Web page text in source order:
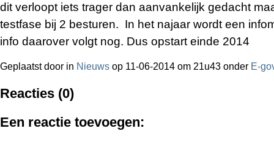
dit verloopt iets trager dan aanvankelijk gedacht
testfase bij 2 besturen. In het najaar wordt een
info daarover volgt nog. Dus opstart einde 2014
Geplaatst door in Nieuws op 11-06-2014 om 21u43 onder E-
Reacties (0)
Een reactie toevoegen: